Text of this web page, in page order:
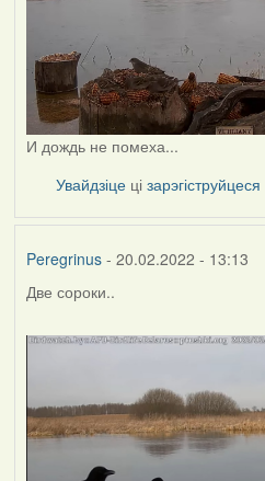
И дождь не помеха...
Увайдзіце цізарэгіструйцеся
Peregrinus- 20.02.2022 - 13:13
Две сороки..